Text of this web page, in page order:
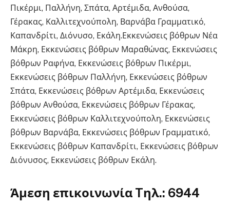
Πικέρμι, Παλλήνη, Σπάτα, Αρτέμιδα, Ανθούσα,
Γέρακας, Καλλιτεχνούπολη, Βαρνάβα Γραμματικό,
Καπανδρίτι, Διόνυσο, Εκάλη.Εκκενώσεις βόθρων Νέα
Μάκρη, Εκκενώσεις βόθρων Μαραθώνας, Εκκενώσεις
βόθρων Ραφήνα, Εκκενώσεις βόθρων Πικέρμι,
Εκκενώσεις βόθρων Παλλήνη, Εκκενώσεις βόθρων
Σπάτα, Εκκενώσεις βόθρων Αρτέμιδα, Εκκενώσεις
βόθρων Ανθούσα, Εκκενώσεις βόθρων Γέρακας,
Εκκενώσεις βόθρων Καλλιτεχνούπολη, Εκκενώσεις
βόθρων Βαρνάβα, Εκκενώσεις βόθρων Γραμματικό,
Εκκενώσεις βόθρων Καπανδρίτι, Εκκενώσεις βόθρων
Διόνυσος, Εκκενώσεις βόθρων Εκάλη.
Άμεση επικοινωνία Tηλ.: 6944